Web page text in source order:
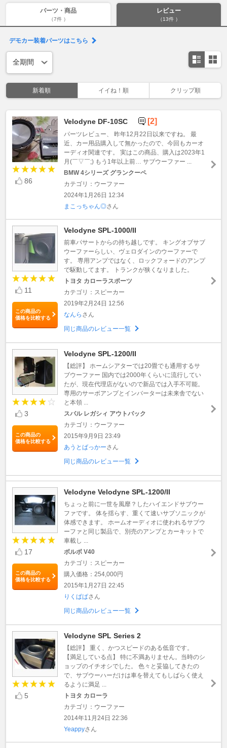
パーツ・商品
（7件 ）
レビュー
（13件 ）
デモカー装着パーツはこちら
新着順 イイね！順 クリップ順
86
Velodyne DF-10SC [2]
パーツレビュー、 昨年12月22日以来ですね。 最
近、カー用品購入して無かったので、今回もカーオ
ーディオ関連です。 実はこの商品、購入は2023年1
月(￣▽￣;) もう1年以上前… サブウーファー ...
BMW 4シリーズ グランクーペ
カテゴリ：ウーファー
2024年1月26日 12:34
まこっちゃん◎さん
11
この商品の
価格を比較する
Velodyne SPL-1000/II
前車パサートからの持ち越しです。 キングオブサブ
ウーファーらしい、ヴェロダインのウーファーで
す。 専用アンプではなく、ロックフォードのアンプ
で駆動してます。 トランクが狭くなりました。
トヨタ カローラスポーツ
カテゴリ：スピーカー
2019年2月24日 12:56
なんら さん
同じ商品のレビュー一覧
3
この商品の
価格を比較する
Velodyne SPL-1200/II
【総評】 ホームシアターでは20畳でも通用するサ
ブウーファー 国内では2000年くらいに流行してい
たが、現在代理店がないので新品では入手不可能。
専用のサーボアンプとインバーターは未来舎でない
と本領 ...
スバル レガシィ アウトバック
カテゴリ：ウーファー
2015年9月9日 23:49
あうとばっかーさん
同じ商品のレビュー一覧
17
この商品の
価格を比較する
Velodyne Velodyne SPL-1200/II
ちょっと前に一世を風靡？したハイエンドサブウー
ファです。 体を揺らす、重くて速いサブソニックが
体感できます。 ホームオーディオに使われるサブウ
ーファと同じ製品で、別売のアンプとカーキットで
車載し ...
ボルボ V40
カテゴリ：スピーカー
購入価格：254,000円
2015年1月27日 22:45
りくぱぱさん
同じ商品のレビュー一覧
5
Velodyne SPL Series 2
【総評】 重く、かつスピードのある低音です。
【満足している点】 特に不満ありません。当時のシ
ョップのイチオシでした。 色々と妥協してきたの
で、サブウーハーだけは車を替えてもしばらく使え
るように満足 ...
トヨタ カローラ
カテゴリ：ウーファー
2014年11月24日 22:36
Yeappyさん